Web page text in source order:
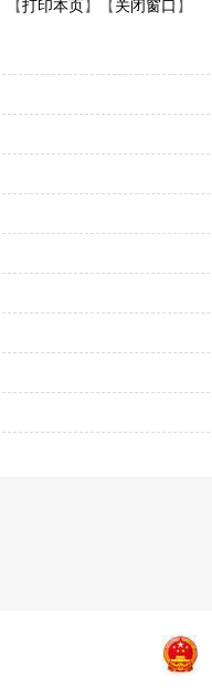
【打印本页】【关闭窗口 】